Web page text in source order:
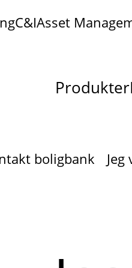
C&IAsset
Produkter
boligbank